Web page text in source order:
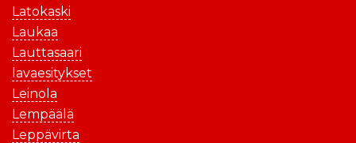
Latokaski
Laukaa
Lauttasaari
lavaesitykset
Leinola
Lempäälä
Leppävirta